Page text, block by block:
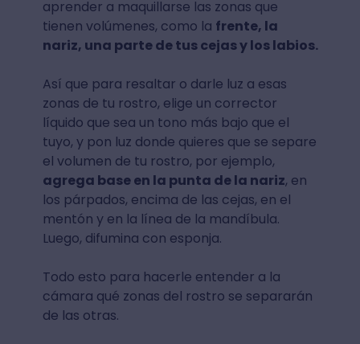
aprender a maquillarse las zonas que
tienen volúmenes, como la frente, la
nariz, una parte de tus cejas y los labios.
Así que para resaltar o darle luz a esas
zonas de tu rostro, elige un corrector
líquido que sea un tono más bajo que el
tuyo, y pon luz donde quieres que se separe
el volumen de tu rostro, por ejemplo,
agrega base en la punta de la nariz, en
los párpados, encima de las cejas, en el
mentón y en la línea de la mandíbula.
Luego, difumina con esponja.
Todo esto para hacerle entender a la
cámara qué zonas del rostro se separarán
de las otras.